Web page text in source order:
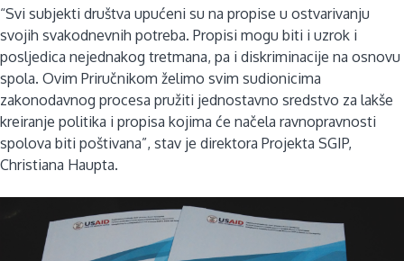
“Svi subjekti društva upućeni su na propise u ostvarivanju
svojih svakodnevnih potreba. Propisi mogu biti i uzrok i
posljedica nejednakog tretmana, pa i diskriminacije na osnovu
spola. Ovim Priručnikom želimo svim sudionicima
zakonodavnog procesa pružiti jednostavno sredstvo za lakše
kreiranje politika i propisa kojima će načela ravnopravnosti
spolova biti poštivana”, stav je direktora Projekta SGIP,
Christiana Haupta.